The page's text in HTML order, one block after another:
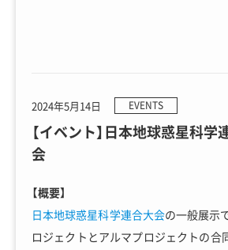
【イベント】日本地球惑星科
会
2024年5月14日 EVENTS
【概要】
日本地球惑星科学連合大会の一般展示
ロジェクトとアルマプロジェクトの合